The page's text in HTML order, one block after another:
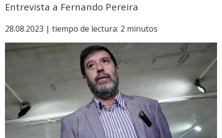
Entrevista a Fernando Pereira
28.08.2023 | tiempo de lectura: 2 minutos